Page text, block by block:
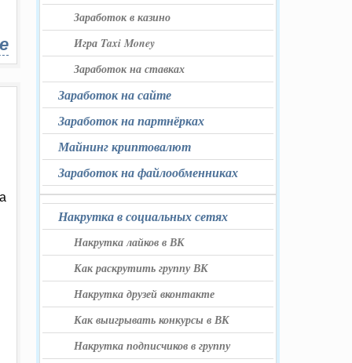
Заработок в казино
Игра Taxi Money
Заработок на ставках
Заработок на сайте
Заработок на партнёрках
Майнинг криптовалют
Заработок на файлообменниках
Накрутка в социальных сетях
Накрутка лайков в ВК
Как раскрутить группу ВК
Накрутка друзей вконтакте
Как выигрывать конкурсы в ВК
Накрутка подписчиков в группу